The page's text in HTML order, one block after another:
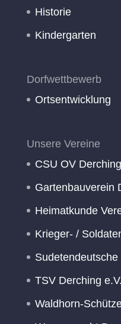
Historie
Kindergarten
Dorfwettbewerb
Ortsentwicklung
Unsere Vereine
CSU OV Derching
Gartenbauverein
Heimatkunde
Krieger- /
Sudetendeutsche
TSV Derching e.V.
Waldhorn-